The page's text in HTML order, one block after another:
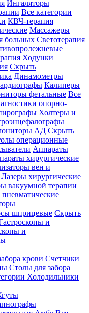
Ингаляторы
Все категории
КВЧ-терапия
Массажеры
больных Светотерапия
Ходунки
Скрыть
Динамометры
Калиперы
фетальные Все
опорно-
Холтеры и
АД Скрыть
операционные
Аппараты
хирургические
вен и
Лазеры хирургические
вакуумной терапии
шприцевые Скрыть
и
и
крови Счетчики
Столы для забора
Холодильники